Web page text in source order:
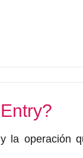
la operación